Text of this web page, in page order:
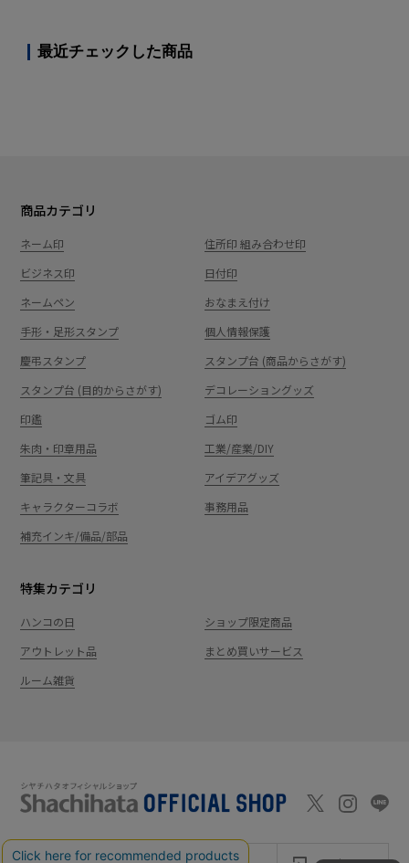
最近チェックした商品
商品カテゴリ
ネーム印
住所印 組み合わせ印
ビジネス印
日付印
ネームペン
おなまえ付け
手形・足形スタンプ
個人情報保護
慶弔スタンプ
スタンプ台 (商品からさがす)
スタンプ台 (目的からさがす)
デコレーショングッズ
印鑑
ゴム印
朱肉・印章用品
工業/産業/DIY
筆記具・文具
アイデアグッズ
キャラクターコラボ
事務用品
補充インキ/備品/部品
特集カテゴリ
ハンコの日
ショップ限定商品
アウトレット品
まとめ買いサービス
ルーム雑貨